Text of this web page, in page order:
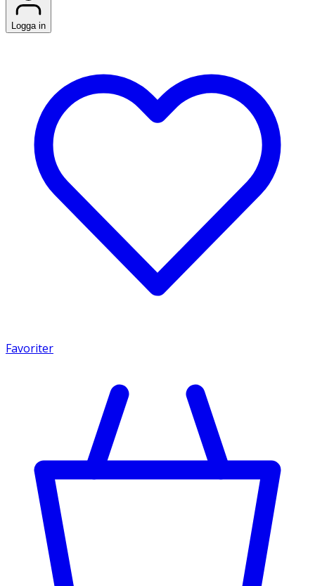
Logga in
Favoriter